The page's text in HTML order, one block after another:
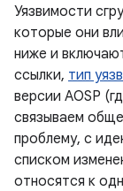
Уязвимости
которые они
ниже и
ссылки, тип
версии AOSP
связываем
проблему, с
списком
относятся к